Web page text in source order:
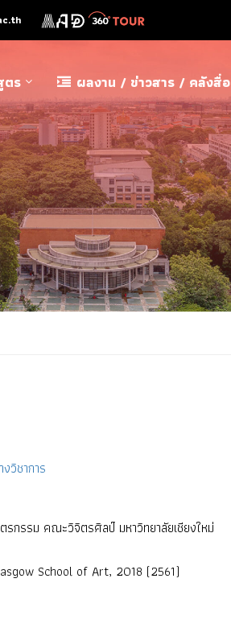
ตร ผลงาน / ข่าวสาร / คลังสื่อ
วิชาการ
รรม คณะวิจิตรศิลป์ มหาวิทยาลัยเชียงใหม่
School of Art, 2018 (2561)